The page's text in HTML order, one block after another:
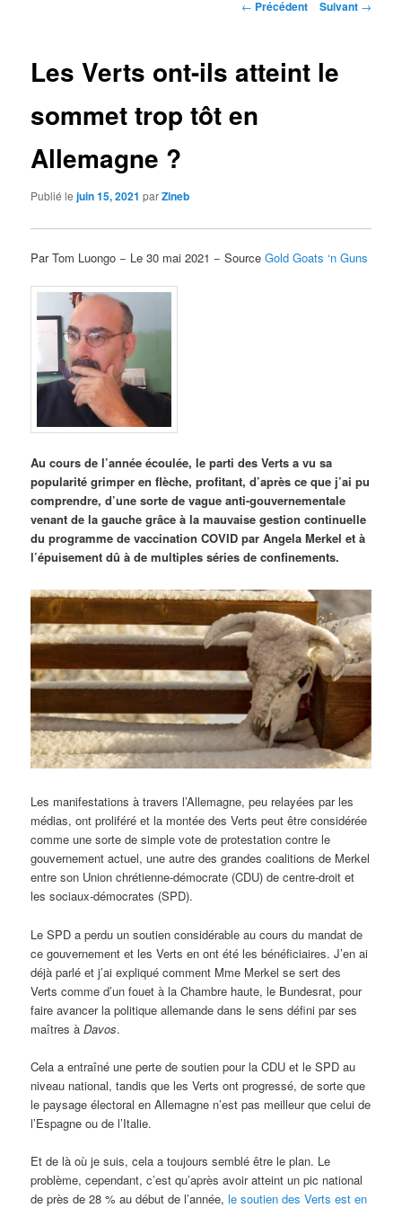
Navigation
← Précédent Suivant →
Les Verts ont-ils atteint le
sommet trop tôt en
Allemagne ?
Publié lejuin 15, 2021 parZineb
Par Tom Luongo − Le 30 mai 2021 − SourceGold Goats ‘n Guns
Au cours de l’année écoulée, le parti des Verts a vu sa
popularité grimper en flèche, profitant, d’après ce que j’ai pu
comprendre, d’une sorte de vague anti-gouvernementale
venant de la gauche grâce à la mauvaise gestion continuelle
du programme de vaccination COVID par Angela Merkel et à
l’épuisement dû à de multiples séries de confinements.
Les manifestations à travers l’Allemagne, peu relayées par les
médias, ont proliféré et la montée des Verts peut être considérée
comme une sorte de simple vote de protestation contre le
gouvernement actuel, une autre des grandes coalitions de Merkel
entre son Union chrétienne-démocrate (CDU) de centre-droit et
les sociaux-démocrates (SPD).
Le SPD a perdu un soutien considérable au cours du mandat de
ce gouvernement et les Verts en ont été les bénéficiaires. J’en ai
déjà parlé et j’ai expliqué comment Mme Merkel se sert des
Verts comme d’un fouet à la Chambre haute, le Bundesrat, pour
faire avancer la politique allemande dans le sens défini par ses
maîtres àDavos.
Cela a entraîné une perte de soutien pour la CDU et le SPD au
niveau national, tandis que les Verts ont progressé, de sorte que
le paysage électoral en Allemagne n’est pas meilleur que celui de
l’Espagne ou de l’Italie.
Et de là où je suis, cela a toujours semblé être le plan. Le
problème, cependant, c’est qu’après avoir atteint un pic national
de près de 28 % au début de l’année,le soutien des Verts est en